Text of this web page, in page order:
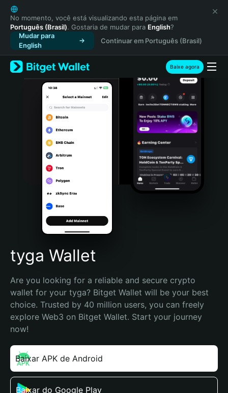
English
日本語
Tiếng Việt
Русский
Español (Latinoamérica)
Türkçe
Italiano
Português (Portugal)
Bahasa Indonesia
Português (Brasil)
Español (Argentina)
No momento, você está visualizando esta página em
Português (Brasil). Gostaria de mudar para English?
Mudar para
English
Continuar em Português (Brasil)
Baixe agora
tyga Wallet
Are you looking for a reliable and secure crypto
wallet for your tyga? Bitget Wallet will be your best
choice. Trusted by 40 million users, you can freely
explore Web3 on Bitget Wallet. Start your journey
now!
Baixar APK de Android
Baixar do Google Play